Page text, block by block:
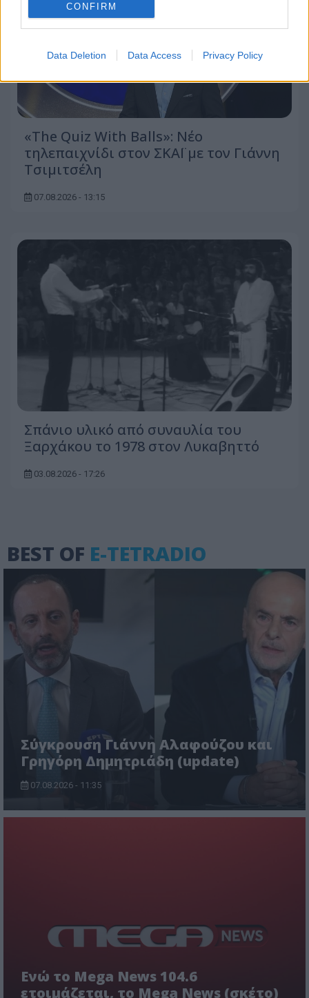
CONFIRM
Data Deletion Data Access Privacy Policy
«The Quiz With Balls»: Νέο
τηλεπαιχνίδι στον ΣΚΑΪ με τον Γιάννη
Τσιμιτσέλη
07.08.2026 - 13:15
Σπάνιο υλικό από συναυλία του
Ξαρχάκου το 1978 στον Λυκαβηττό
03.08.2026 - 17:26
BEST OF E-TETRADIO
Σύγκρουση Γιάννη Αλαφούζου και
Γρηγόρη Δημητριάδη (update)
07.08.2026 - 11:35
Ενώ το Mega News 104.6
ετοιμάζεται, το Mega News (σκέτο)